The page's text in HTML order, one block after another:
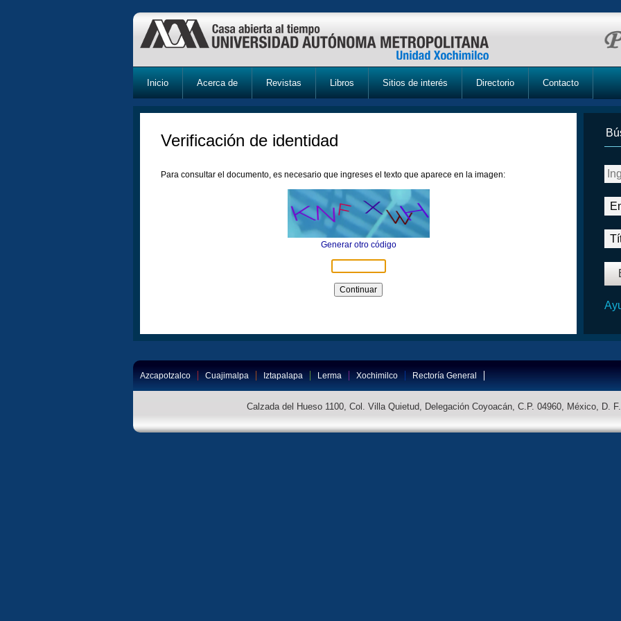
Inicio Acerca de Revistas Libros Sitios de interés Directorio Contacto
Verificación de identidad
Para consultar el documento, es necesario que ingreses el texto que aparece en la imagen:
Generar otro código
Azcapotzalco Cuajimalpa Iztapalapa Lerma Xochimilco Rectoría General
Calzada del Hueso 1100, Col. Villa Quietud, Delegación Coyoacán, C.P. 04960, México, D.